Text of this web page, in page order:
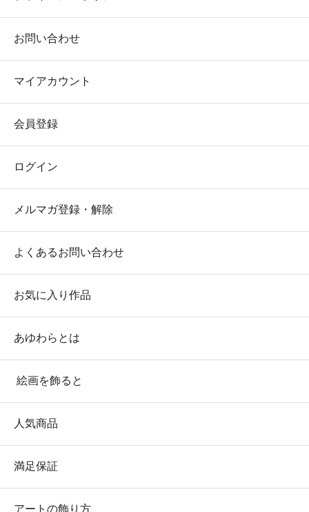
お問い合わせ
マイアカウント
会員登録
ログイン
メルマガ登録・解除
よくあるお問い合わせ
お気に入り作品
あゆわらとは
絵画を飾ると
人気商品
満足保証
アートの飾り方